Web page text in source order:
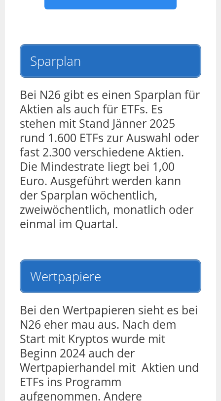
Sparplan
Bei N26 gibt es einen Sparplan für
Aktien als auch für ETFs. Es
stehen mit Stand Jänner 2025
rund 1.600 ETFs zur Auswahl oder
fast 2.300 verschiedene Aktien.
Die Mindestrate liegt bei 1,00
Euro. Ausgeführt werden kann
der Sparplan wöchentlich,
zweiwöchentlich, monatlich oder
einmal im Quartal.
Wertpapiere
Bei den Wertpapieren sieht es bei
N26 eher mau aus. Nach dem
Start mit Kryptos wurde mit
Beginn 2024 auch der
Wertpapierhandel mit Aktien und
ETFs ins Programm
aufgenommen. Andere